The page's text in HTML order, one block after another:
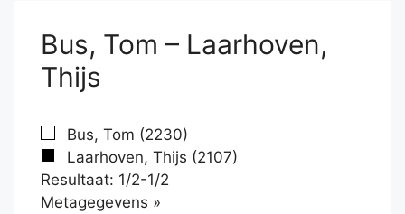
Bus, Tom – Laarhoven,
Thijs
Bus, Tom (2230)
Laarhoven, Thijs (2107)
Resultaat: 1/2-1/2
Metagegevens »